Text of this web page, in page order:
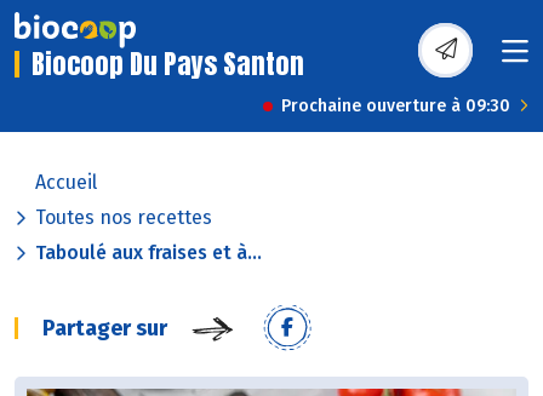
Biocoop Du Pays Santon
Prochaine ouverture à 09:30
Accueil
Toutes nos recettes
Taboulé aux fraises et à...
Partager sur